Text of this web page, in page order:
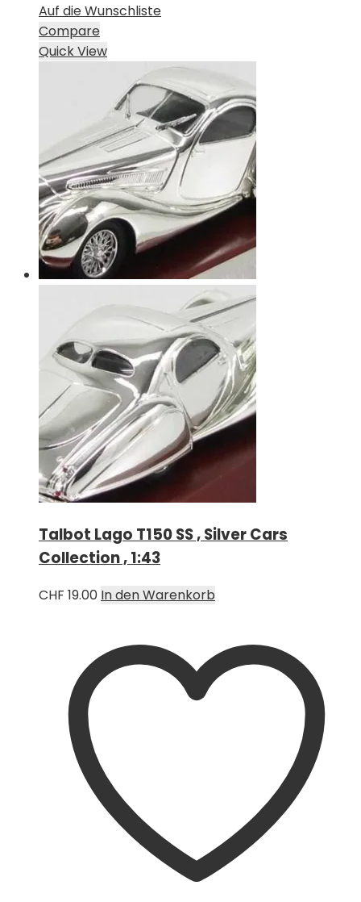
Auf die Wunschliste
Compare
Quick View
Talbot Lago T150 SS , Silver Cars
Collection , 1:43
CHF 19.00 In den Warenkorb